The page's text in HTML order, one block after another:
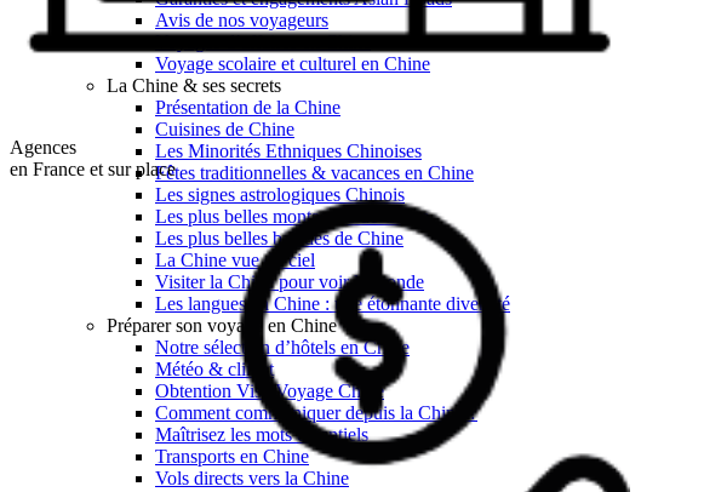
Avis de nos voyageurs
Voyages d’affaires en Chine
Voyage scolaire et culturel en Chine
La Chine & ses secrets
Présentation de la Chine
Cuisines de Chine
Les Minorités Ethniques Chinoises
Fêtes traditionnelles & vacances en Chine
Les signes astrologiques Chinois
Les plus belles montagnes de Chine
Les plus belles balades de Chine
La Chine vue du ciel
Visiter la Chine pour voir le monde
Les langues en Chine : une étonnante diversité
Préparer son voyage en Chine
Notre sélection d’hôtels en Chine
Météo & climat
Obtention Visa Voyage Chine
Comment communiquer depuis la Chine ?
Maîtrisez les mots essentiels
Transports en Chine
Vols directs vers la Chine
Agences
en France et sur place